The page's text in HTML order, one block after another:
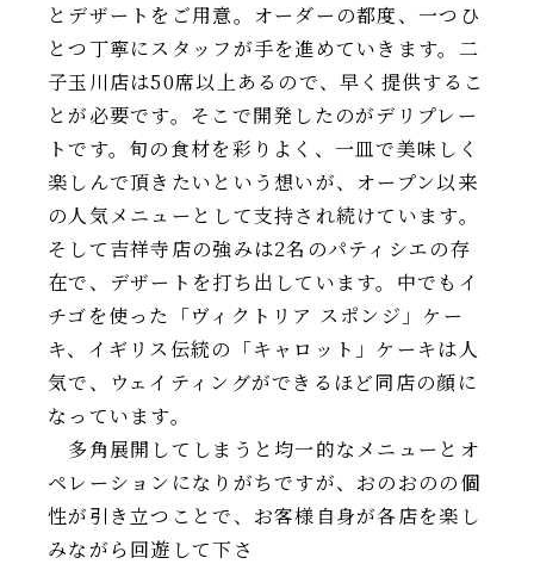
とデザートをご用意。オーダーの都度、一つひ
とつ丁寧にスタッフが手を進めていきます。二
子玉川店は50席以上あるので、早く提供するこ
とが必要です。そこで開発したのがデリプレー
トです。旬の食材を彩りよく、一皿で美味しく
楽しんで頂きたいという想いが、オープン以来
の人気メニューとして支持され続けています。
そして吉祥寺店の強みは2名のパティシエの存
在で、デザートを打ち出しています。中でもイ
チゴを使った「ヴィクトリア スポンジ」ケー
キ、イギリス伝統の「キャロット」ケーキは人
気で、ウェイティングができるほど同店の顔に
なっています。
多角展開してしまうと均一的なメニューとオ
ペレーションになりがちですが、おのおのの個
性が引き立つことで、お客様自身が各店を楽し
みながら回遊して下さ